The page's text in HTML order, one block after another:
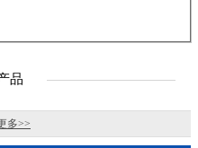
品
多>>